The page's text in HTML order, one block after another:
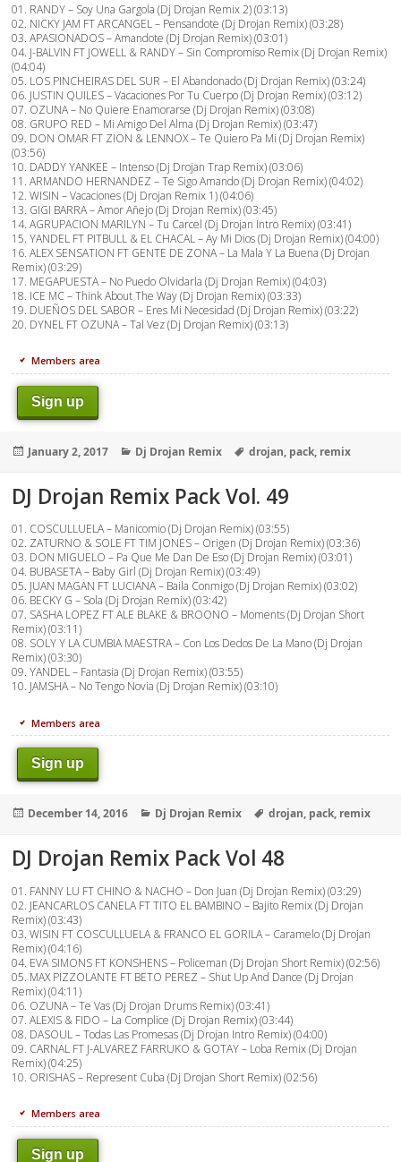
01. RANDY – Soy Una Gargola (Dj Drojan Remix 2) (03:13)
02. NICKY JAM FT ARCANGEL – Pensandote (Dj Drojan Remix) (03:28)
03. APASIONADOS – Amandote (Dj Drojan Remix) (03:01)
04. J-BALVIN FT JOWELL & RANDY – Sin Compromiso Remix (Dj Drojan Remix)
(04:04)
05. LOS PINCHEIRAS DEL SUR – El Abandonado (Dj Drojan Remix) (03:24)
06. JUSTIN QUILES – Vacaciones Por Tu Cuerpo (Dj Drojan Remix) (03:12)
07. OZUNA – No Quiere Enamorarse (Dj Drojan Remix) (03:08)
08. GRUPO RED – Mi Amigo Del Alma (Dj Drojan Remix) (03:47)
09. DON OMAR FT ZION & LENNOX – Te Quiero Pa Mi (Dj Drojan Remix)
(03:56)
10. DADDY YANKEE – Intenso (Dj Drojan Trap Remix) (03:06)
11. ARMANDO HERNANDEZ – Te Sigo Amando (Dj Drojan Remix) (04:02)
12. WISIN – Vacaciones (Dj Drojan Remix 1) (04:06)
13. GIGI BARRA – Amor Añejo (Dj Drojan Remix) (03:45)
14. AGRUPACION MARILYN – Tu Carcel (Dj Drojan Intro Remix) (03:41)
15. YANDEL FT PITBULL & EL CHACAL – Ay Mi Dios (Dj Drojan Remix) (04:00)
16. ALEX SENSATION FT GENTE DE ZONA – La Mala Y La Buena (Dj Drojan
Remix) (03:29)
17. MEGAPUESTA – No Puedo Olvidarla (Dj Drojan Remix) (04:03)
18. ICE MC – Think About The Way (Dj Drojan Remix) (03:33)
19. DUEÑOS DEL SABOR – Eres Mi Necesidad (Dj Drojan Remix) (03:22)
20. DYNEL FT OZUNA – Tal Vez (Dj Drojan Remix) (03:13)
Members area
Sign up
Posted
January 2, 2017 Categories
Dj Drojan Remix Tags
drojan, pack, remix
DJ Drojan Remix Pack Vol. 49
01. COSCULLUELA – Manicomio (Dj Drojan Remix) (03:55)
02. ZATURNO & SOLE FT TIM JONES – Origen (Dj Drojan Remix) (03:36)
03. DON MIGUELO – Pa Que Me Dan De Eso (Dj Drojan Remix) (03:01)
04. BUBASETA – Baby Girl (Dj Drojan Remix) (03:49)
05. JUAN MAGAN FT LUCIANA – Baila Conmigo (Dj Drojan Remix) (03:02)
06. BECKY G – Sola (Dj Drojan Remix) (03:42)
07. SASHA LOPEZ FT ALE BLAKE & BROONO – Moments (Dj Drojan Short
Remix) (03:11)
08. SOLY Y LA CUMBIA MAESTRA – Con Los Dedos De La Mano (Dj Drojan
Remix) (03:30)
09. YANDEL – Fantasia (Dj Drojan Remix) (03:55)
10. JAMSHA – No Tengo Novia (Dj Drojan Remix) (03:10)
Members area
Sign up
Posted
December 14, 2016 Categories
Dj Drojan Remix Tags
drojan, pack, remix
DJ Drojan Remix Pack Vol 48
01. FANNY LU FT CHINO & NACHO – Don Juan (Dj Drojan Remix) (03:29)
02. JEANCARLOS CANELA FT TITO EL BAMBINO – Bajito Remix (Dj Drojan
Remix) (03:43)
03. WISIN FT COSCULLUELA & FRANCO EL GORILA – Caramelo (Dj Drojan
Remix) (04:16)
04. EVA SIMONS FT KONSHENS – Policeman (Dj Drojan Short Remix) (02:56)
05. MAX PIZZOLANTE FT BETO PEREZ – Shut Up And Dance (Dj Drojan
Remix) (04:11)
06. OZUNA – Te Vas (Dj Drojan Drums Remix) (03:41)
07. ALEXIS & FIDO – La Complice (Dj Drojan Remix) (03:44)
08. DASOUL – Todas Las Promesas (Dj Drojan Intro Remix) (04:00)
09. CARNAL FT J-ALVAREZ FARRUKO & GOTAY – Loba Remix (Dj Drojan
Remix) (04:25)
10. ORISHAS – Represent Cuba (Dj Drojan Short Remix) (02:56)
Members area
Sign up